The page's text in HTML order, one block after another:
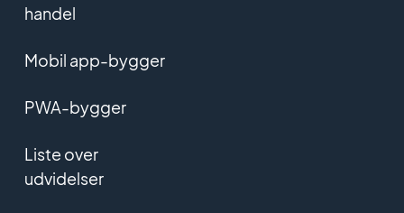
handel
Mobil app-bygger
PWA-bygger
Liste over
udvidelser